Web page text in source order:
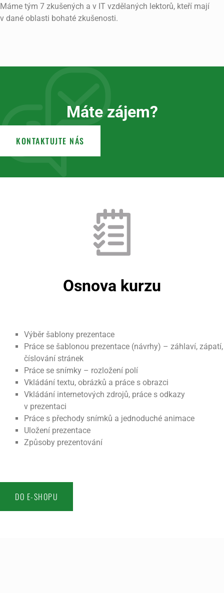
Máme tým 7 zkušených a v IT vzdělaných lektorů, kteří mají
v dané oblasti bohaté zkušenosti.
Máte zájem?
KONTAKTUJTE NÁS
Osnova kurzu
Výběr šablony prezentace
Práce se šablonou prezentace (návrhy) – záhlaví, zápatí,
číslování stránek
Práce se snímky – rozložení polí
Vkládání textu, obrázků a práce s obrazci
Vkládání internetových zdrojů, práce s odkazy
v prezentaci
Práce s přechody snímků a jednoduché animace
Uložení prezentace
Způsoby prezentování
DO E-SHOPU